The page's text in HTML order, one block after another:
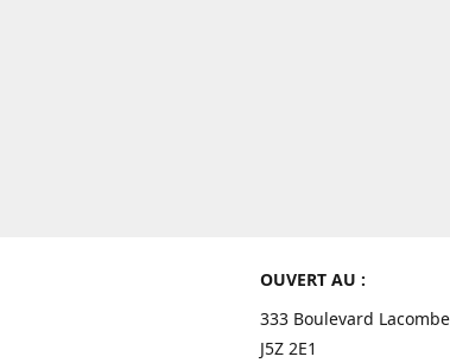
OUVERT AU :
333 Boulevard
J5Z 2E1